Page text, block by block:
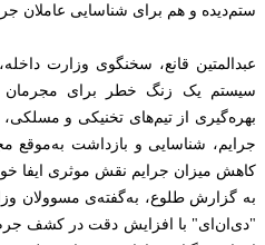
ستم‌دیده و هم برای شناسایی عاملان
عبدالمتین قانع‌، سخنگوی وزارت
سیستم یک زنگ خطر برای مجرمان
بهره‌گیری از تیم‌های تخنیکی و
جرایم، شناسایی و بازداشت به‌موقع
کاهش میزان جرایم نقش موثری ایفا
به گزارش طلوع، به‌گفته‌ی مسوولان
"دی‌ان‌ای" با افزایش دقت در کشف